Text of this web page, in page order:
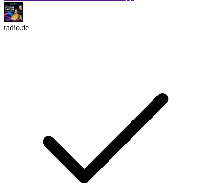
radio.de